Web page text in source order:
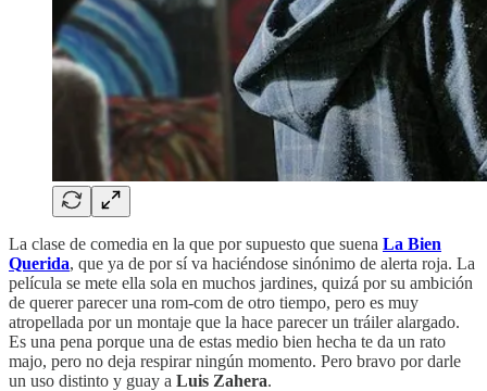
La clase de comedia en la que por supuesto que suena La Bien
Querida, que ya de por sí va haciéndose sinónimo de alerta roja. La
película se mete ella sola en muchos jardines, quizá por su ambición
de querer parecer una rom-com de otro tiempo, pero es muy
atropellada por un montaje que la hace parecer un tráiler alargado.
Es una pena porque una de estas medio bien hecha te da un rato
majo, pero no deja respirar ningún momento. Pero bravo por darle
un uso distinto y guay a Luis Zahera.